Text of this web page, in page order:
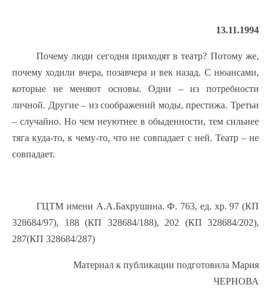
13.11.1994
Почему люди сегодня приходят в театр? Потому же,
почему ходили вчера, позавчера и век назад. С нюансами,
которые не меняют основы. Одни – из потребности
личной. Другие – из соображений моды, престижа. Третьи
– случайно. Но чем неуютнее в обыденности, тем сильнее
тяга куда-то, к чему-то, что не совпадает с ней. Театр – не
совпадает.
ГЦТМ имени А.А.Бахрушина. Ф. 763, ед. хр. 97 (КП
328684/97), 188 (КП 328684/188), 202 (КП 328684/202),
287(КП 328684/287)
Материал к публикации подготовила Мария
ЧЕРНОВА